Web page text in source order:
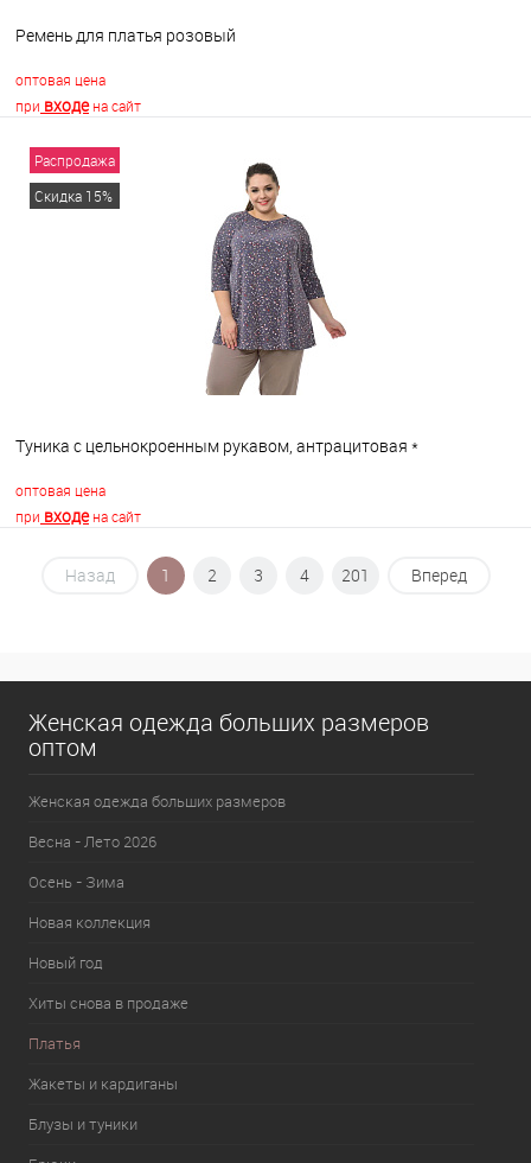
Ремень для платья розовый
оптовая цена
при входена сайт
В корзину
Распродажа
Скидка 15%
Туника с цельнокроенным рукавом, антрацитовая *
оптовая цена
при входена сайт
В корзину
Назад 1 2 3 4 201 Вперед
Женская одежда больших размеров
оптом
Женская одежда больших размеров
Весна - Лето 2026
Осень - Зима
Новая коллекция
Новый год
Хиты снова в продаже
Платья
Жакеты и кардиганы
Блузы и туники